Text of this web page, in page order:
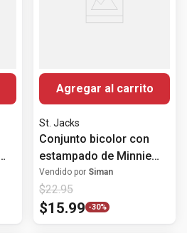
Agregar al carrito
St. Jacks
Conjunto bicolor con
estampado de Minnie
Mouse para niña
Vendido por Siman
$22.95
$15.99 -30%